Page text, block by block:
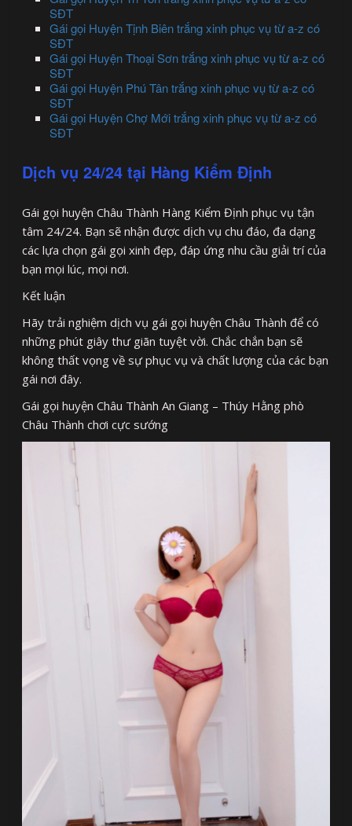
SĐT
Gái gọi Huyện Tịnh Biên trắng xinh phục vụ từ a-z có
SĐT
Gái gọi Huyện Thoại Sơn trắng xinh phục vụ từ a-z có
SĐT
Gái gọi Huyện Phú Tân trắng xinh phục vụ từ a-z có
SĐT
Gái gọi Huyện Chợ Mới trắng xinh phục vụ từ a-z có
SĐT
Dịch vụ 24/24 tại Hàng Kiểm Định
Gái gọi huyện Châu Thành Hàng Kiểm Định phục vụ tận
tâm 24/24. Bạn sẽ nhận được dịch vụ chu đáo, đa dạng
các lựa chọn gái gọi xinh đẹp, đáp ứng nhu cầu giải trí của
bạn mọi lúc, mọi nơi.
Kết luận
Hãy trải nghiệm dịch vụ gái gọi huyện Châu Thành để có
những phút giây thư giãn tuyệt vời. Chắc chắn bạn sẽ
không thất vọng về sự phục vụ và chất lượng của các bạn
gái nơi đây.
Gái gọi huyện Châu Thành An Giang – Thúy Hằng phò
Châu Thành chơi cực sướng